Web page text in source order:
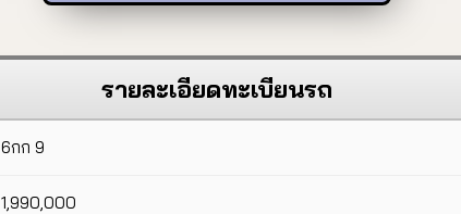
รายละเอียดทะเบียนรถ
6กก 9
1,990,000